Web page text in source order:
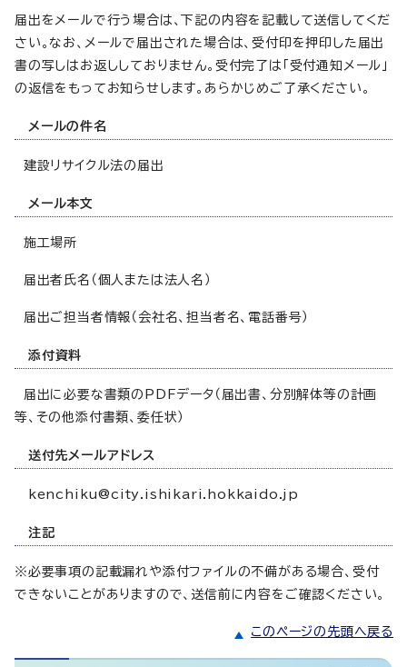
届出をメールで行う場合は、下記の内容を記載して送信してくだ
さい。なお、メールで届出された場合は、受付印を押印した届出
書の写しはお返ししておりません。受付完了は「受付通知メール」
の返信をもってお知らせします。あらかじめご了承ください。
メールの件名
建設リサイクル法の届出
メール本文
施工場所
届出者氏名（個人または法人名）
届出ご担当者情報（会社名、担当者名、電話番号）
添付資料
届出に必要な書類のPDFデータ（届出書、分別解体等の計画
等、その他添付書類、委任状）
送付先メールアドレス
kenchiku@city.ishikari.hokkaido.jp
注記
※必要事項の記載漏れや添付ファイルの不備がある場合、受付
できないことがありますので、送信前に内容をご確認ください。
このページの先頭へ戻る